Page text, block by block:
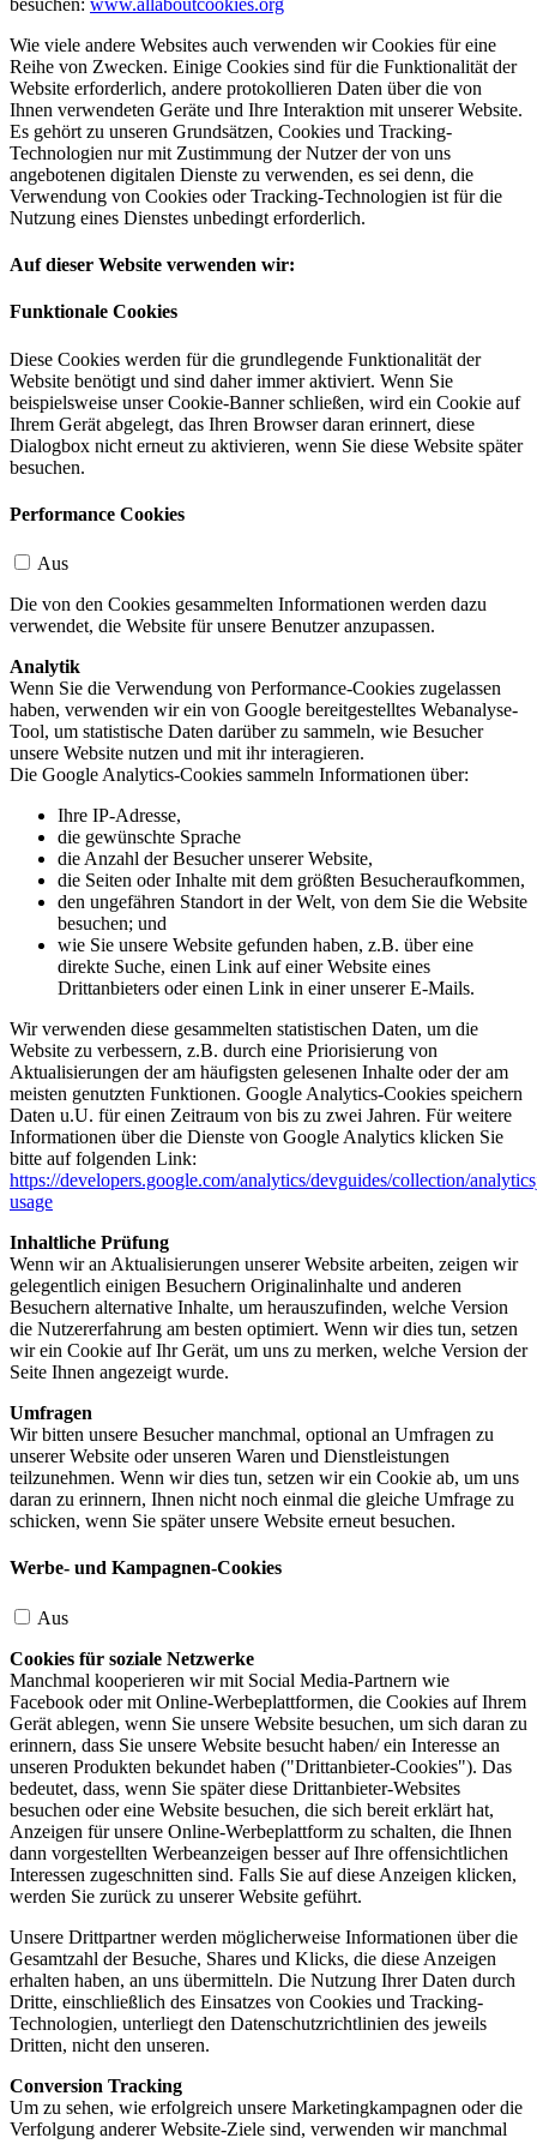
Wie viele andere Websites auch verwenden wir Cookies für eine
Reihe von Zwecken. Einige Cookies sind für die Funktionalität der
Website erforderlich, andere protokollieren Daten über die von
Ihnen verwendeten Geräte und Ihre Interaktion mit unserer Website.
Es gehört zu unseren Grundsätzen, Cookies und Tracking-
Technologien nur mit Zustimmung der Nutzer der von uns
angebotenen digitalen Dienste zu verwenden, es sei denn, die
Verwendung von Cookies oder Tracking-Technologien ist für die
Nutzung eines Dienstes unbedingt erforderlich.
Auf dieser Website verwenden wir:
Funktionale Cookies
Diese Cookies werden für die grundlegende Funktionalität der
Website benötigt und sind daher immer aktiviert. Wenn Sie
beispielsweise unser Cookie-Banner schließen, wird ein Cookie auf
Ihrem Gerät abgelegt, das Ihren Browser daran erinnert, diese
Dialogbox nicht erneut zu aktivieren, wenn Sie diese Website später
besuchen.
Performance Cookies
Aus
Die von den Cookies gesammelten Informationen werden dazu
verwendet, die Website für unsere Benutzer anzupassen.
Analytik
Wenn Sie die Verwendung von Performance-Cookies zugelassen
haben, verwenden wir ein von Google bereitgestelltes Webanalyse-
Tool, um statistische Daten darüber zu sammeln, wie Besucher
unsere Website nutzen und mit ihr interagieren.
Die Google Analytics-Cookies sammeln Informationen über:
Ihre IP-Adresse,
die gewünschte Sprache
die Anzahl der Besucher unserer Website,
die Seiten oder Inhalte mit dem größten Besucheraufkommen,
den ungefähren Standort in der Welt, von dem Sie die Website
besuchen; und
wie Sie unsere Website gefunden haben, z.B. über eine
direkte Suche, einen Link auf einer Website eines
Drittanbieters oder einen Link in einer unserer E-Mails.
Wir verwenden diese gesammelten statistischen Daten, um die
Website zu verbessern, z.B. durch eine Priorisierung von
Aktualisierungen der am häufigsten gelesenen Inhalte oder der am
meisten genutzten Funktionen. Google Analytics-Cookies speichern
Daten u.U. für einen Zeitraum von bis zu zwei Jahren. Für weitere
Informationen über die Dienste von Google Analytics klicken Sie
bitte auf folgenden Link:
https://developers.google.com/analytics/devguides/collection/
usage
Inhaltliche Prüfung
Wenn wir an Aktualisierungen unserer Website arbeiten, zeigen wir
gelegentlich einigen Besuchern Originalinhalte und anderen
Besuchern alternative Inhalte, um herauszufinden, welche Version
die Nutzererfahrung am besten optimiert. Wenn wir dies tun, setzen
wir ein Cookie auf Ihr Gerät, um uns zu merken, welche Version der
Seite Ihnen angezeigt wurde.
Umfragen
Wir bitten unsere Besucher manchmal, optional an Umfragen zu
unserer Website oder unseren Waren und Dienstleistungen
teilzunehmen. Wenn wir dies tun, setzen wir ein Cookie ab, um uns
daran zu erinnern, Ihnen nicht noch einmal die gleiche Umfrage zu
schicken, wenn Sie später unsere Website erneut besuchen.
Werbe- und Kampagnen-Cookies
Aus
Cookies für soziale Netzwerke
Manchmal kooperieren wir mit Social Media-Partnern wie
Facebook oder mit Online-Werbeplattformen, die Cookies auf Ihrem
Gerät ablegen, wenn Sie unsere Website besuchen, um sich daran zu
erinnern, dass Sie unsere Website besucht haben/ ein Interesse an
unseren Produkten bekundet haben ("Drittanbieter-Cookies"). Das
bedeutet, dass, wenn Sie später diese Drittanbieter-Websites
besuchen oder eine Website besuchen, die sich bereit erklärt hat,
Anzeigen für unsere Online-Werbeplattform zu schalten, die Ihnen
dann vorgestellten Werbeanzeigen besser auf Ihre offensichtlichen
Interessen zugeschnitten sind. Falls Sie auf diese Anzeigen klicken,
werden Sie zurück zu unserer Website geführt.
Unsere Drittpartner werden möglicherweise Informationen über die
Gesamtzahl der Besuche, Shares und Klicks, die diese Anzeigen
erhalten haben, an uns übermitteln. Die Nutzung Ihrer Daten durch
Dritte, einschließlich des Einsatzes von Cookies und Tracking-
Technologien, unterliegt den Datenschutzrichtlinien des jeweils
Dritten, nicht den unseren.
Conversion Tracking
Um zu sehen, wie erfolgreich unsere Marketingkampagnen oder die
Verfolgung anderer Website-Ziele sind, verwenden wir manchmal